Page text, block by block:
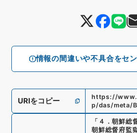
情報の間違いや不具合をセ
URIをコピー
https://
p/das/meta/
「 ４．朝鮮総
朝鮮総督府監